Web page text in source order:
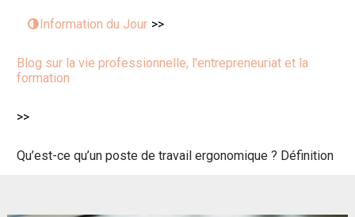
Information du Jour >>
Blog sur la vie professionnelle, l'entrepreneuriat et la
formation
>>
Qu’est-ce qu’un poste de travail ergonomique ? Définition